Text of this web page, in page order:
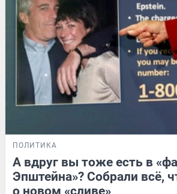
ПОЛИТИКА
А вдруг вы тоже есть в
Эпштейна»? Собрали всё,
о новом «сливе»